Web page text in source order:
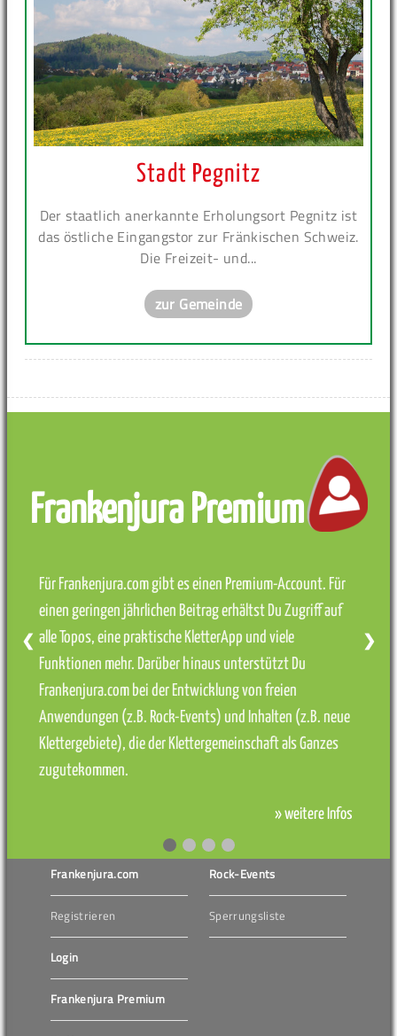
Stadt Pegnitz
Der staatlich anerkannte Erholungsort Pegnitz ist
das östliche Eingangstor zur Fränkischen Schweiz.
Die Freizeit- und...
zur Gemeinde
Frankenjura Premium
Für Frankenjura.com gibt es einen Premium-Account. Für
einen geringen jährlichen Beitrag erhältst Du Zugriff auf
alle Topos, eine praktische KletterApp und viele
Funktionen mehr. Darüber hinaus unterstützt Du
Frankenjura.com bei der Entwicklung von freien
Anwendungen (z.B. Rock-Events) und Inhalten (z.B. neue
Klettergebiete), die der Klettergemeinschaft als Ganzes
zugutekommen.
» weitere Infos
❮ ❯
Frankenjura.com
Registrieren
Login
Frankenjura Premium
Rock-Events
Sperrungsliste